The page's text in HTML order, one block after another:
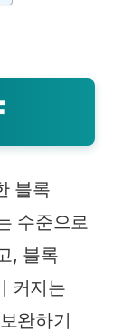
블록
수준으로
, 블록
커지는
완하기